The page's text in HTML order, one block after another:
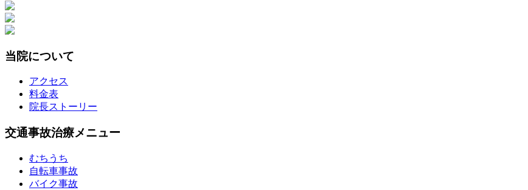
当院について
アクセス
料金表
院長ストーリー
交通事故治療メニュー
むちうち
自転車事故
バイク事故